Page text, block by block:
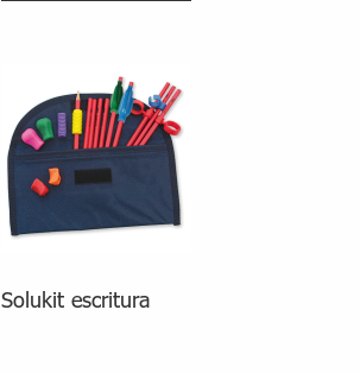
Solukit escritura